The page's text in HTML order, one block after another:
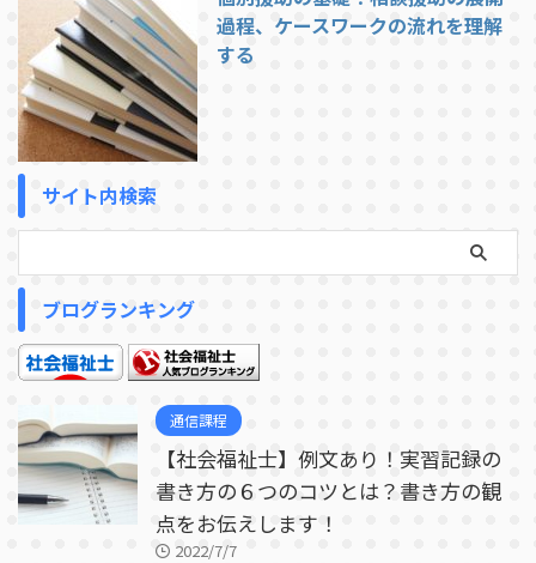
過程、ケースワークの流れを理解
する
サイト内検索
ブログランキング
通信課程
【社会福祉士】例文あり！実習記録の
書き方の６つのコツとは？書き方の観
点をお伝えします！
2022/7/7